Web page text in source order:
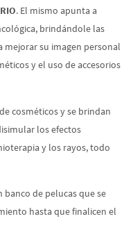
. El mismo apunta a
brindándole las
mejorar su imagen personal
y el uso de accesorios
cosméticos y se brindan
los efectos
y los rayos, todo
banco de pelucas que se
hasta que finalicen el